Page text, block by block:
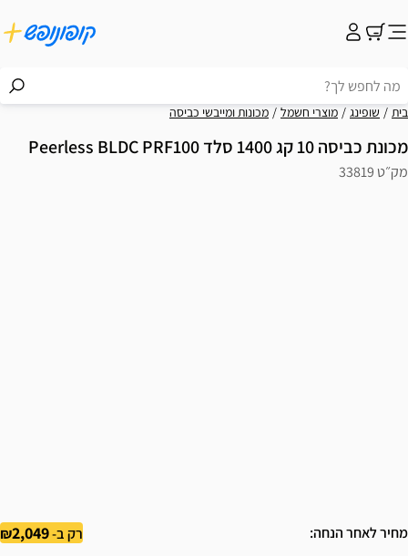
בית שופינג מוצרי חשמל מכונות ומייבשי כביסה
מכונת כביסה 10 קג 1400 סלד Peerless BLDC PRF100
מק״ט 33819
מחיר לאחר הנחה רק ב-2,049